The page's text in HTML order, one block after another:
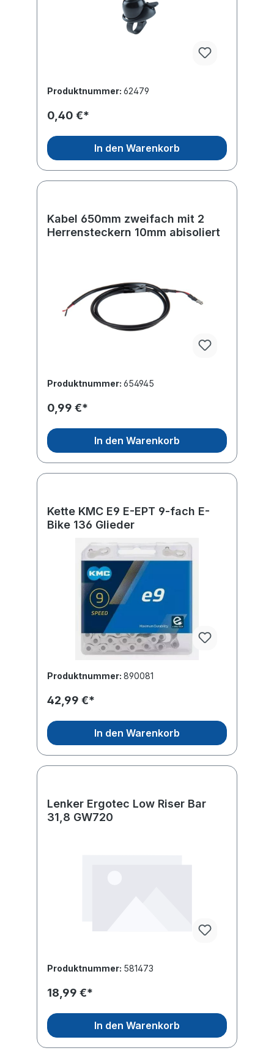
Produktnummer: 62479
0,40 €*
In den Warenkorb
Kabel 650mm zweifach mit 2
Herrensteckern 10mm abisoliert
Produktnummer: 654945
0,99 €*
In den Warenkorb
Kette KMC E9 E-EPT 9-fach E-
Bike 136 Glieder
Produktnummer: 890081
42,99 €*
In den Warenkorb
Lenker Ergotec Low Riser Bar
31,8 GW720
Produktnummer: 581473
18,99 €*
In den Warenkorb